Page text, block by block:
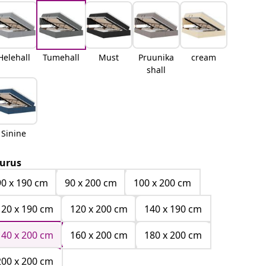
Tumehall Must
Pruunika
shall
cream
Sinine
x 190 cm
90 x 200 cm
100 x 200 cm
x 190 cm
120 x 200 cm
140 x 190 cm
x 200 cm
160 x 200 cm
180 x 200 cm
x 200 cm